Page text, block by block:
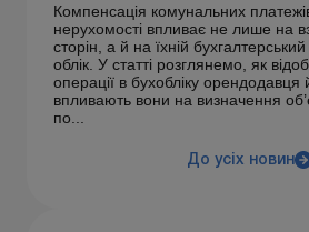
Компенсація комунальних
нерухомості впливає не лише на
сторін, а й на їхній
облік. У статті розглянемо, як
операції в бухобліку
впливають вони на визначення
по...
До усіх новин